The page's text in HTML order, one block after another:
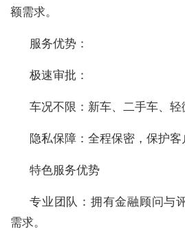
额需求。
服务优势：
极速审批：
车况不限：新车、二手车、轻
隐私保障：全程保密，保护客
特色服务优势
专业团队：拥有金融顾问与
需求。